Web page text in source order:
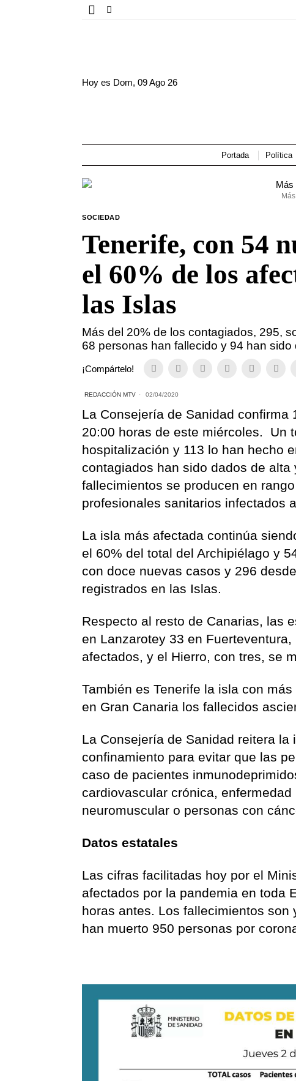
Hoy es Dom, 09 Ago 26
Portada Política
SOCIEDAD
Tenerife, con 54
el 60% de los
las Islas
Más del 20% de los contagiados, 295,
68 personas han fallecido y 94 han sido
¡Compártelo!
REDACCIÓN MTV 02/04/2020
La Consejería de Sanidad
20:00 horas de este miércoles. Un
hospitalización y 113 lo han hecho
contagiados han sido dados de
fallecimientos se producen en
profesionales sanitarios infectados
La isla más afectada continúa
el 60% del total del Archipiélago y
con doce nuevas casos y 296
registrados en las Islas.
Respecto al resto de Canarias, las
en Lanzarotey 33 en
afectados, y el Hierro, con tres, se
También es Tenerife la isla con
en Gran Canaria los fallecidos
La Consejería de Sanidad reitera
confinamiento para evitar que las
caso de pacientes
cardiovascular crónica,
neuromuscular o personas con
Datos estatales
Las cifras facilitadas hoy por el
afectados por la pandemia en toda
horas antes. Los fallecimientos
han muerto 950 personas por